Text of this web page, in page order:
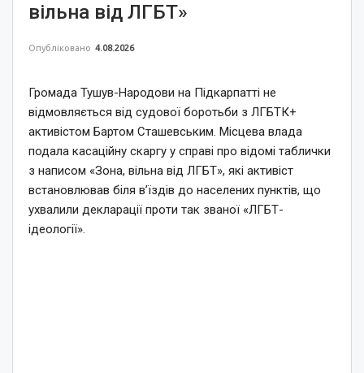
вільна від ЛГБТ»
Опубліковано 4.08.2026
Громада Тушув-Народови на Підкарпатті не
відмовляється від судової боротьби з ЛГБТК+
активістом Бартом Сташевським. Місцева влада
подала касаційну скаргу у справі про відомі таблички
з написом «Зона, вільна від ЛГБТ», які активіст
встановлював біля в’їздів до населених пунктів, що
ухвалили декларації проти так званої «ЛГБТ-
ідеології».